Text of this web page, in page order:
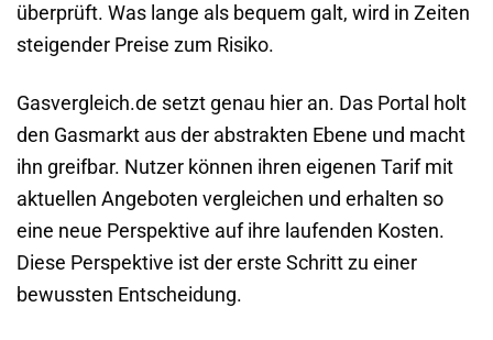
überprüft. Was lange als bequem galt, wird in Zeiten
steigender Preise zum Risiko.
Gasvergleich.de setzt genau hier an. Das Portal holt
den Gasmarkt aus der abstrakten Ebene und macht
ihn greifbar. Nutzer können ihren eigenen Tarif mit
aktuellen Angeboten vergleichen und erhalten so
eine neue Perspektive auf ihre laufenden Kosten.
Diese Perspektive ist der erste Schritt zu einer
bewussten Entscheidung.